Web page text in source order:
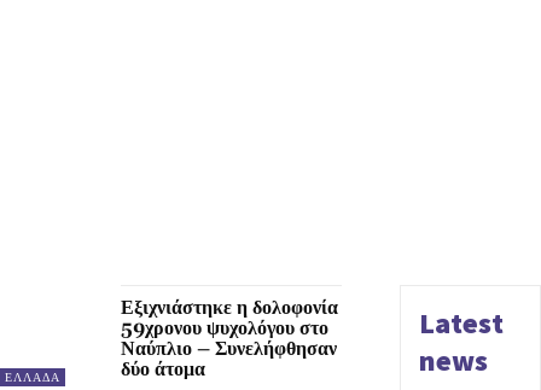
ΕΛΛΑΔΑ
Εξιχνιάστηκε η δολοφονία
59χρονου ψυχολόγου στο
Ναύπλιο – Συνελήφθησαν
δύο άτομα
Latest
news